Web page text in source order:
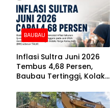
BAUBAU
Inflasi Sultra Juni 2026
Tembus 4,68 Persen,
Baubau Tertinggi, Kolaka